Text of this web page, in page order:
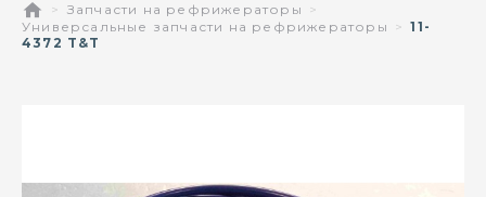
Запчасти на рефрижераторы
Универсальные запчасти на рефрижераторы
11-
4372 T&T